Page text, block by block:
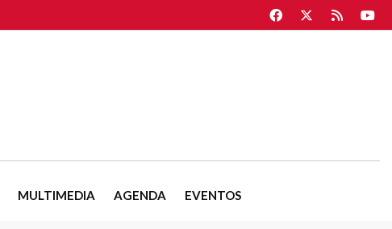
MULTIMEDIA AGENDA EVENTOS